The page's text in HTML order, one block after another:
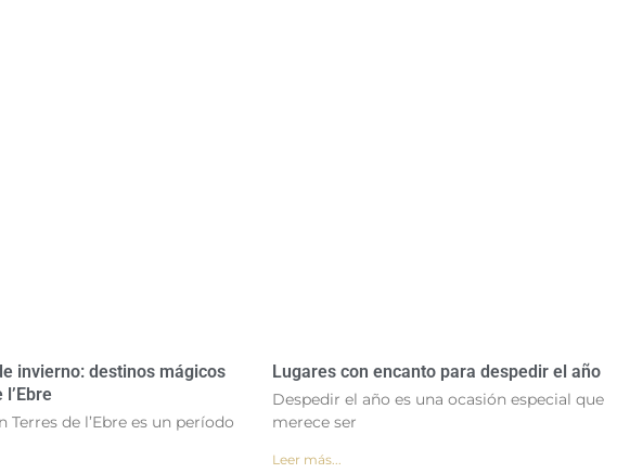
invierno: destinos mágicos
Terres de l’Ebre es un período
Lugares con encanto para despedir el año
Despedir el año es una ocasión especial que
merece ser
Leer más...